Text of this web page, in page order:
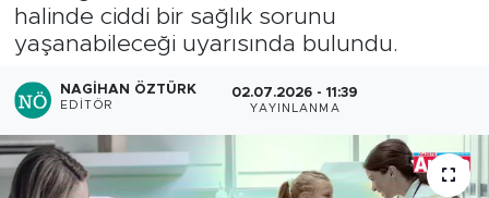
halinde ciddi bir sağlık sorunu
yaşanabileceği uyarısında bulundu.
NAGIHAN ÖZTÜRK
EDITÖR
02.07.2026 - 11:39
YAYINLANMA